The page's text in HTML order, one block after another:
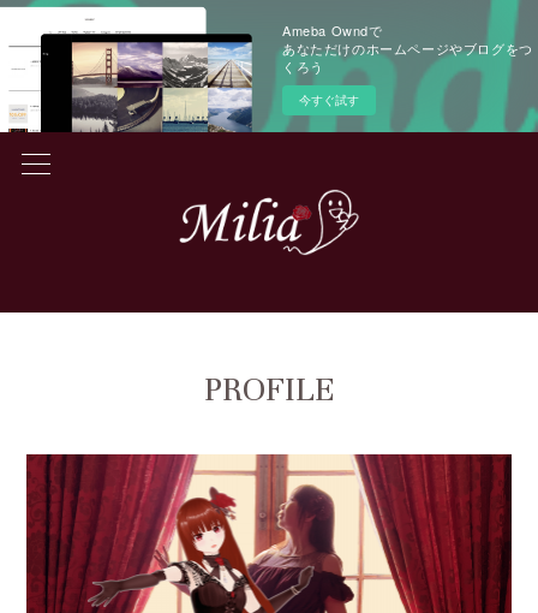
Ameba Owndで
あなただけのホームページやブログをつ
くろう
今すぐ試す
PROFILE